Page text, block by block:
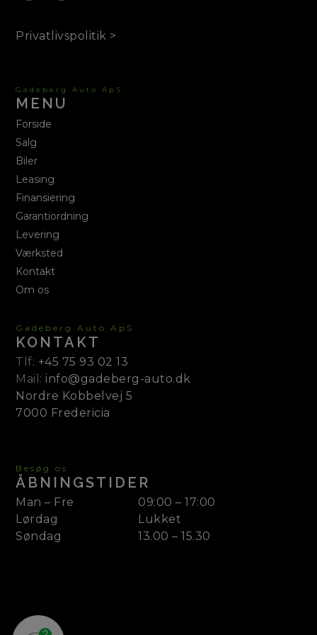
Privatlivspolitik >
Gadeberg Auto ApS
MENU
Forside
Salg
Biler
Leasing
Finansiering
Garantiordning
Levering
Værksted
Kontakt
Om os
Gadeberg Auto ApS
KONTAKT
Tlf: +45 75 93 02 13
Mail: info@gadeberg-auto.dk
Nordre Kobbelvej 5
7000 Fredericia
Besøg os
ÅBNINGSTIDER
Man – Fre
09:00 – 17:00
Lørdag
Lukket
Søndag
13.00 – 15.30